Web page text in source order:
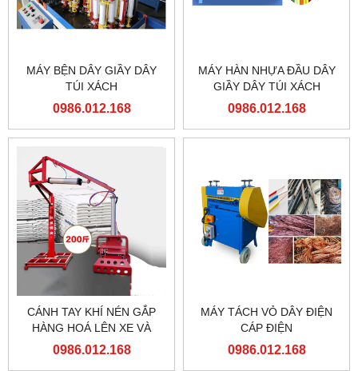
MÁY BỆN DÂY GIẦY DÂY
TÚI XÁCH
0986.012.168
MÁY HÀN NHỰA ĐẦU DÂY
GIẦY DÂY TÚI XÁCH
0986.012.168
CÁNH TAY KHÍ NÉN GẮP
HÀNG HOÁ LÊN XE VÀ
PALLET
0986.012.168
MÁY TÁCH VỎ DÂY ĐIỆN
CÁP ĐIỆN
0986.012.168